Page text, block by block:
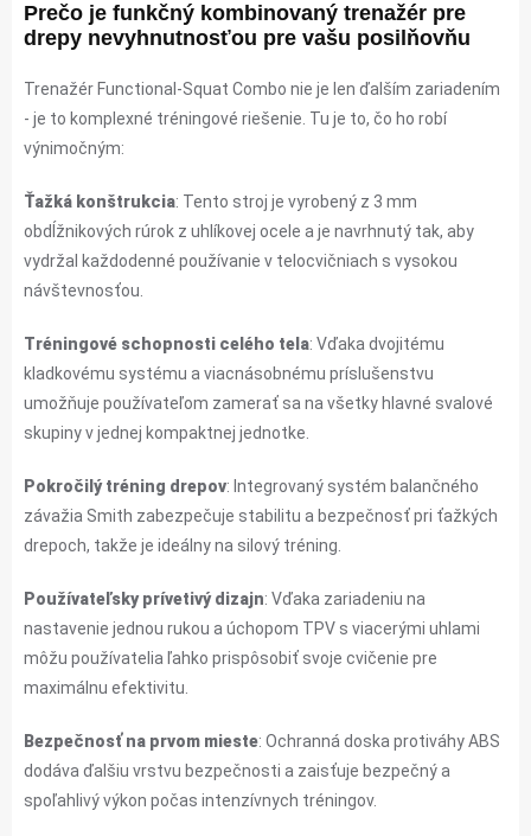
Prečo je funkčný kombinovaný trenažér pre
drepy nevyhnutnosťou pre vašu posilňovňu
Trenažér Functional-Squat Combo nie je len ďalším zariadením
- je to komplexné tréningové riešenie. Tu je to, čo ho robí
výnimočným:
Ťažká konštrukcia: Tento stroj je vyrobený z 3 mm
obdĺžnikových rúrok z uhlíkovej ocele a je navrhnutý tak, aby
vydržal každodenné používanie v telocvičniach s vysokou
návštevnosťou.
Tréningové schopnosti celého tela: Vďaka dvojitému
kladkovému systému a viacnásobnému príslušenstvu
umožňuje používateľom zamerať sa na všetky hlavné svalové
skupiny v jednej kompaktnej jednotke.
Pokročilý tréning drepov: Integrovaný systém balančného
závažia Smith zabezpečuje stabilitu a bezpečnosť pri ťažkých
drepoch, takže je ideálny na silový tréning.
Používateľsky prívetivý dizajn: Vďaka zariadeniu na
nastavenie jednou rukou a úchopom TPV s viacerými uhlami
môžu používatelia ľahko prispôsobiť svoje cvičenie pre
maximálnu efektivitu.
Bezpečnosť na prvom mieste: Ochranná doska protiváhy ABS
dodáva ďalšiu vrstvu bezpečnosti a zaisťuje bezpečný a
spoľahlivý výkon počas intenzívnych tréningov.